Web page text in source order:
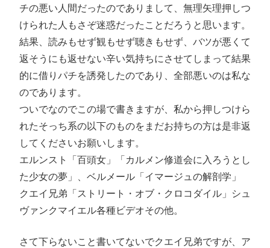
チの悪い人間だったのでありまして、無理矢理押しつ
けられた人もさぞ迷惑だったことだろうと思います。
結果、読みもせず観もせず聴きもせず、バツが悪くて
返そうにも返せない辛い気持ちにさせてしまって結果
的に借りパチを誘発したのであり、全部悪いのは私な
のであります。
ついでなのでこの場で書きますが、私から押しつけら
れたそっち系の以下のものをまだお持ちの方は是非返
してくださいお願いします。
エルンスト「百頭女」「カルメン修道会に入ろうとし
た少女の夢」、ベルメール「イマージュの解剖学」
クエイ兄弟「ストリート・オブ・クロコダイル」シュ
ヴァンクマイエル各種ビデオその他。
さて下らないこと書いてないでクエイ兄弟ですが、ア